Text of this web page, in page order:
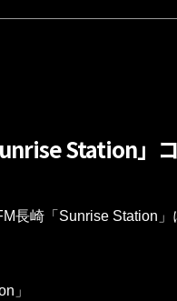
Station」
長崎「Sunrise Station」